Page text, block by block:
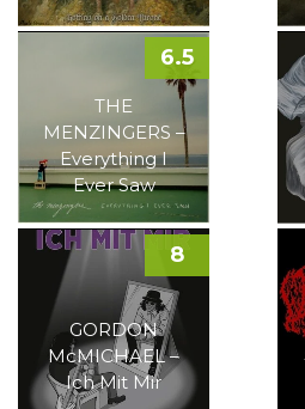
THE
MENZINGERS –
Everything I
Ever Saw
6.5
GORDON
McMICHAEL –
Ich Mit Mir
8